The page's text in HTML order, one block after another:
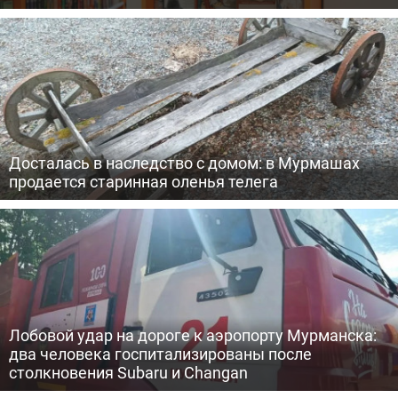
Досталась в наследство с домом: в Мурмашах
продается старинная оленья телега
Лобовой удар на дороге к аэропорту Мурманска:
два человека госпитализированы после
столкновения Subaru и Changan